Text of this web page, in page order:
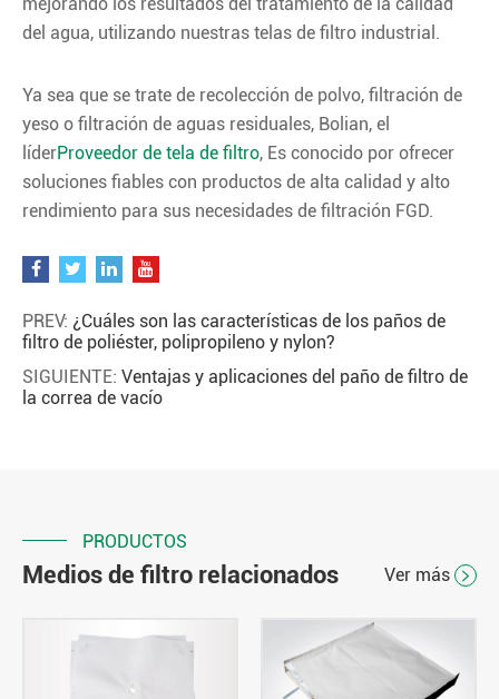
del agua, utilizando nuestras telas de filtro industrial.
Ya sea que se trate de recolección de polvo, filtración de
yeso o filtración de aguas residuales, Bolian, el
líderProveedor de tela de filtro, Es conocido por ofrecer
soluciones fiables con productos de alta calidad y alto
rendimiento para sus necesidades de filtración FGD.
PREV: ¿Cuáles son las características de los paños de
filtro de poliéster, polipropileno y nylon?
SIGUIENTE: Ventajas y aplicaciones del paño de filtro de
la correa de vacío
PRODUCTOS
Medios de filtro relacionados Ver más 